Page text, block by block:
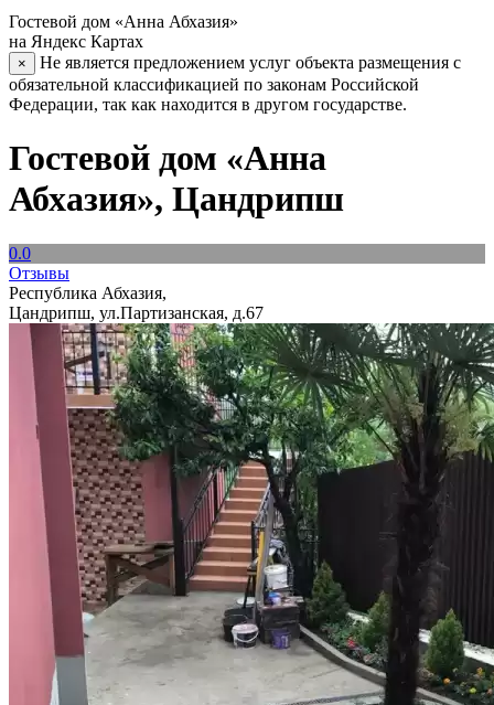
Гостевой дом «Анна Абхазия»
на Яндекс Картах
×
Не является предложением услуг объекта размещения с
обязательной классификацией по законам Российской
Федерации, так как находится в другом государстве.
Гостевой дом «Анна
Абхазия», Цандрипш
0.0
Отзывы
Республика Абхазия,
Цандрипш, ул.Партизанская, д.67